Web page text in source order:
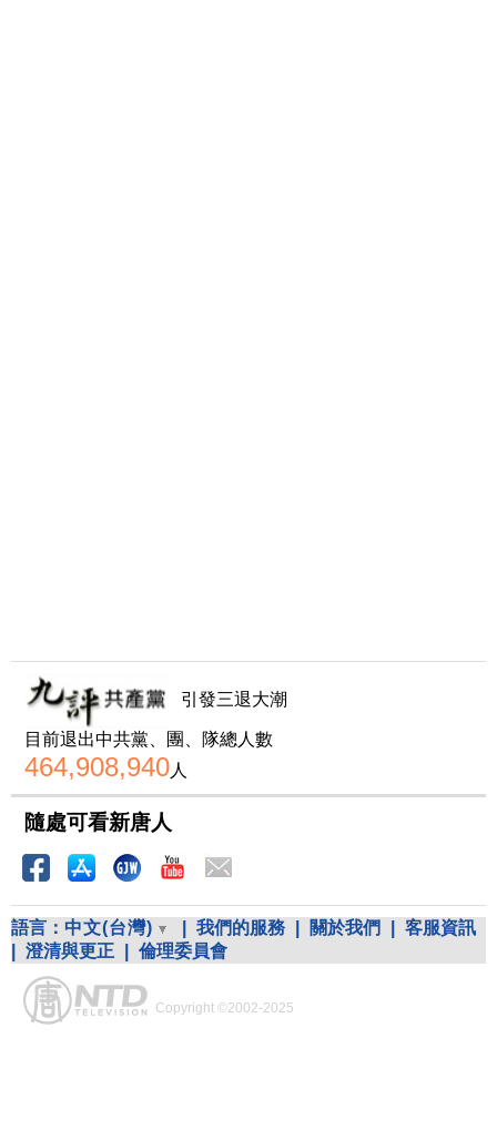
引發三退大潮
目前退出中共黨、團、隊總人數
464,908,940人
隨處可看新唐人
語言： 中文(台灣) 我們的服務 關於我們
客服資訊
澄清與更正 倫理委員會
Copyright ©2002-2025